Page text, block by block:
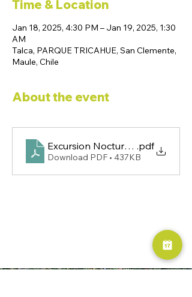
Time & Location
Jan 18, 2025, 4:30 PM – Jan 19, 2025, 1:30
AM
Talca, PARQUE TRICAHUE, San Clemente,
Maule, Chile
About the event
Excursion Nocturna Meseta 2025
.pdf
Download PDF • 437KB